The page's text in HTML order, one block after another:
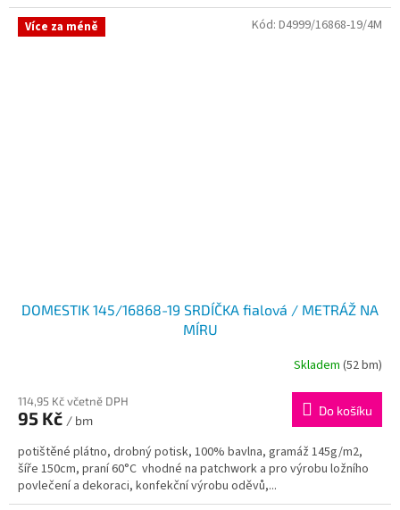
Více za méně
DOMESTIK 145/16868-19 SRDÍČKA fialová / METRÁŽ NA
MÍRU
Skladem (52 bm)
114,95 Kč včetně DPH
95 Kč / bm
Do košíku
potištěné plátno, drobný potisk, 100% bavlna, gramáž 145g/m2,
šíře 150cm, praní 60°C vhodné na patchwork a pro výrobu ložního
povlečení a dekoraci, konfekční výrobu oděvů,...
Kód: D4999/16868-19/4M